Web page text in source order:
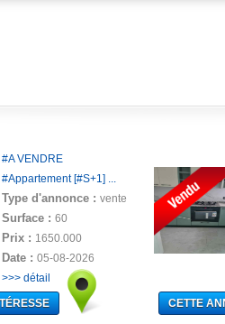
#A VENDRE
#Appartement [#S+1] ...
Type d'annonce : vente
Surface : 60
Prix : 1650.000
Date : 05-08-2026
>>> détail